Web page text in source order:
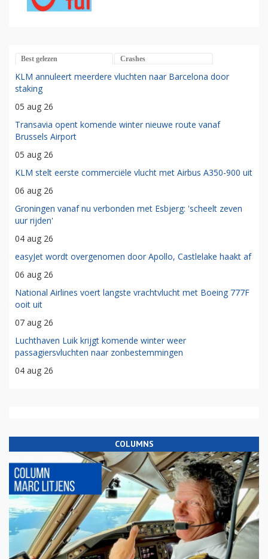
Best gelezen Crashes
KLM annuleert meerdere vluchten naar Barcelona door
staking
05 aug 26
Transavia opent komende winter nieuwe route vanaf
Brussels Airport
05 aug 26
KLM stelt eerste commerciële vlucht met Airbus A350-900 uit
06 aug 26
Groningen vanaf nu verbonden met Esbjerg: 'scheelt zeven
uur rijden'
04 aug 26
easyJet wordt overgenomen door Apollo, Castlelake haakt af
06 aug 26
National Airlines voert langste vrachtvlucht met Boeing 777F
ooit uit
07 aug 26
Luchthaven Luik krijgt komende winter weer
passagiersvluchten naar zonbestemmingen
04 aug 26
COLUMNS